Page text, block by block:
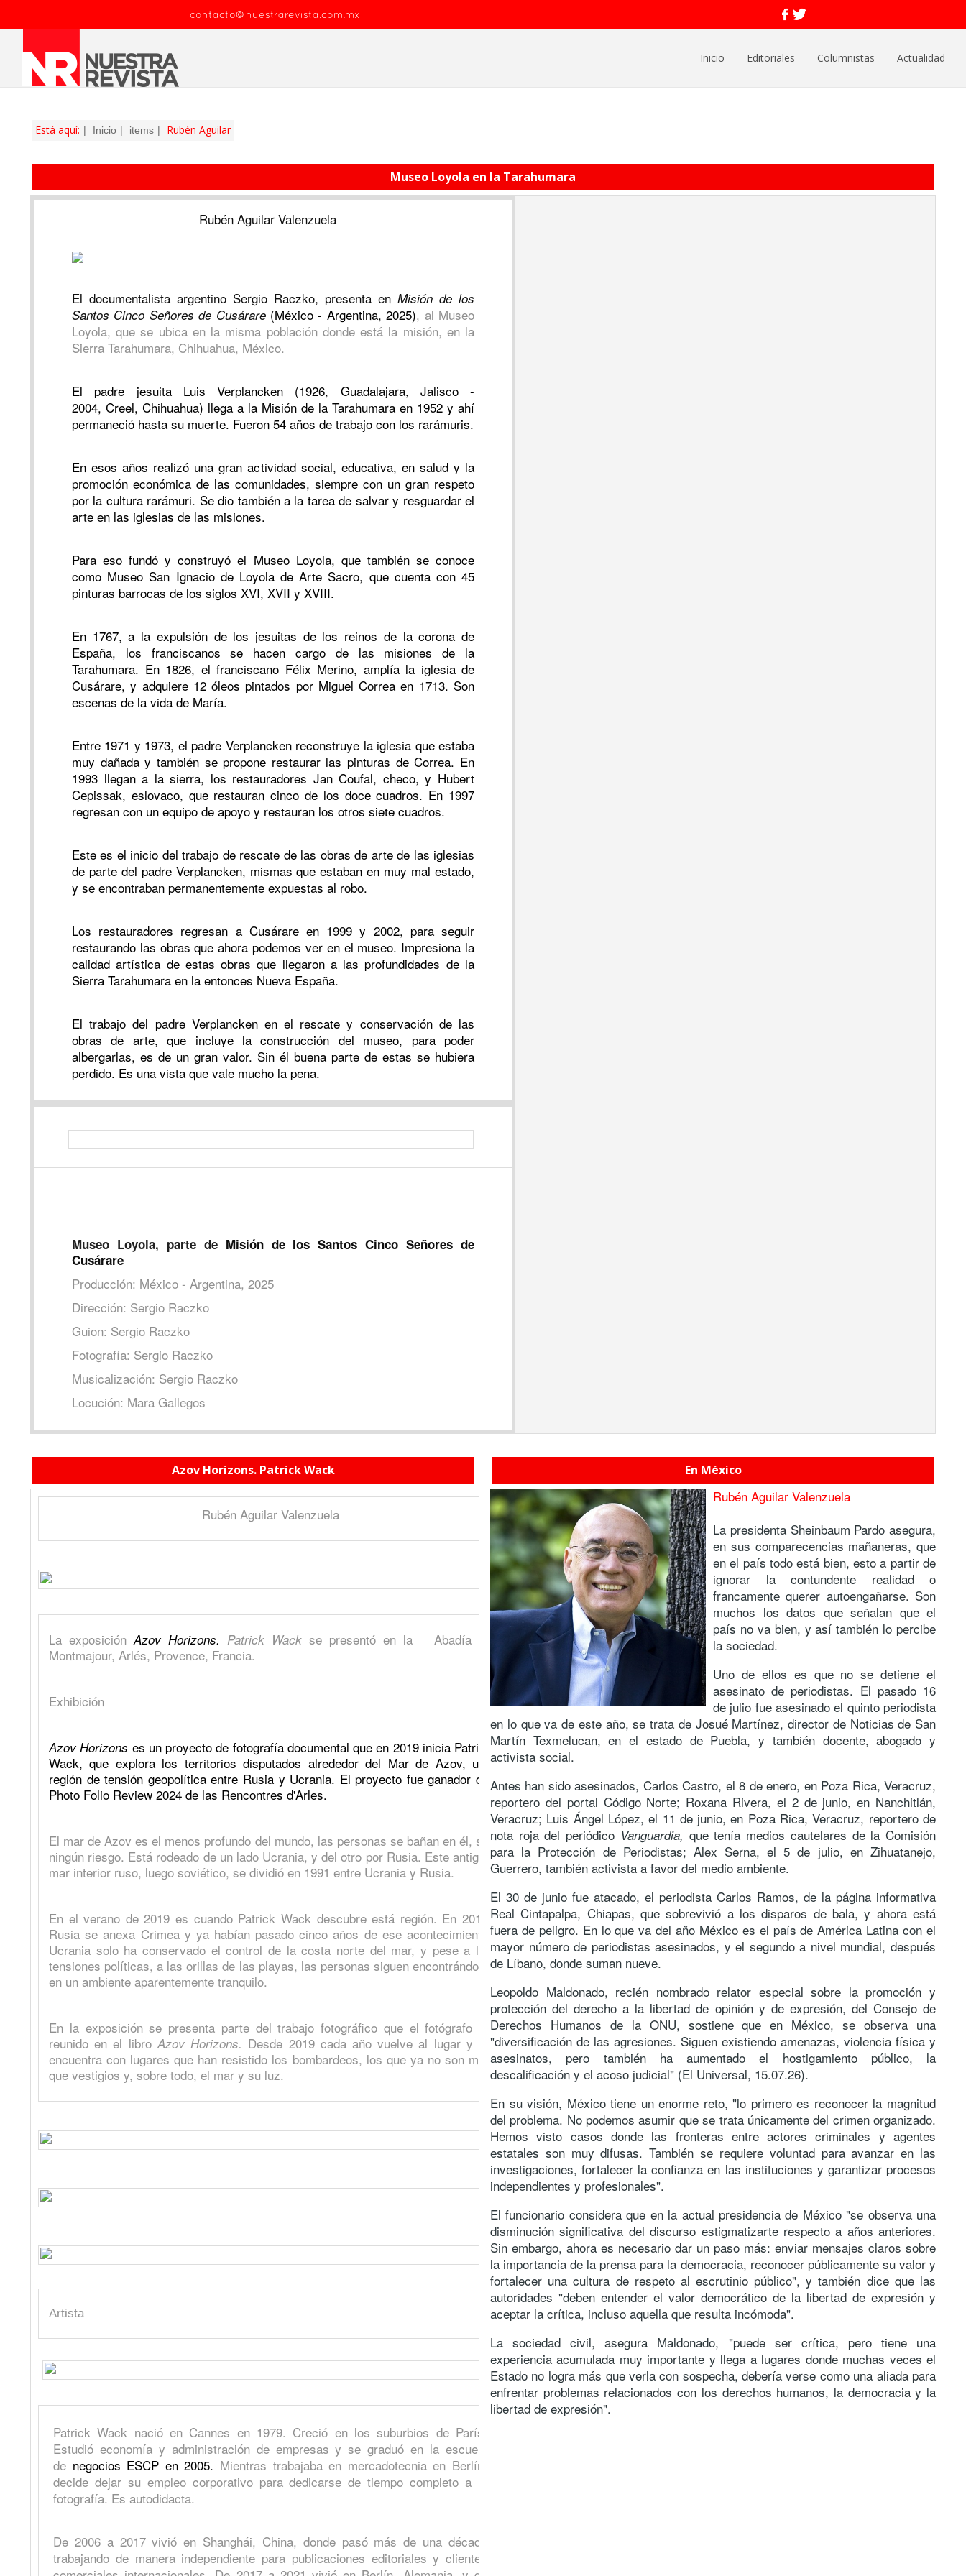
contacto@nuestrarevista.com.mx
Inicio Editoriales Columnistas Actualidad
Está aquí: Inicio items Rubén Aguilar
Museo Loyola en la Tarahumara
Rubén Aguilar Valenzuela
El documentalista argentino Sergio Raczko, presenta en Misión de los
Santos Cinco Señores de Cusárare (México - Argentina, 2025), al Museo
Loyola, que se ubica en la misma población donde está la misión, en la
Sierra Tarahumara, Chihuahua, México.
El padre jesuita Luis Verplancken (1926, Guadalajara, Jalisco -
2004, Creel, Chihuahua) llega a la Misión de la Tarahumara en 1952 y ahí
permaneció hasta su muerte. Fueron 54 años de trabajo con los rarámuris.
En esos años realizó una gran actividad social, educativa, en salud y la
promoción económica de las comunidades, siempre con un gran respeto
por la cultura rarámuri. Se dio también a la tarea de salvar y resguardar el
arte en las iglesias de las misiones.
Para eso fundó y construyó el Museo Loyola, que también se conoce
como Museo San Ignacio de Loyola de Arte Sacro, que cuenta con 45
pinturas barrocas de los siglos XVI, XVII y XVIII.
En 1767, a la expulsión de los jesuitas de los reinos de la corona de
España, los franciscanos se hacen cargo de las misiones de la
Tarahumara. En 1826, el franciscano Félix Merino, amplía la iglesia de
Cusárare, y adquiere 12 óleos pintados por Miguel Correa en 1713. Son
escenas de la vida de María.
Entre 1971 y 1973, el padre Verplancken reconstruye la iglesia que estaba
muy dañada y también se propone restaurar las pinturas de Correa. En
1993 llegan a la sierra, los restauradores Jan Coufal, checo, y Hubert
Cepissak, eslovaco, que restauran cinco de los doce cuadros. En 1997
regresan con un equipo de apoyo y restauran los otros siete cuadros.
Este es el inicio del trabajo de rescate de las obras de arte de las iglesias
de parte del padre Verplancken, mismas que estaban en muy mal estado,
y se encontraban permanentemente expuestas al robo.
Los restauradores regresan a Cusárare en 1999 y 2002, para seguir
restaurando las obras que ahora podemos ver en el museo. Impresiona la
calidad artística de estas obras que llegaron a las profundidades de la
Sierra Tarahumara en la entonces Nueva España.
El trabajo del padre Verplancken en el rescate y conservación de las
obras de arte, que incluye la construcción del museo, para poder
albergarlas, es de un gran valor. Sin él buena parte de estas se hubiera
perdido. Es una vista que vale mucho la pena.
Museo Loyola, parte de Misión de los Santos Cinco Señores de
Cusárare
Producción: México - Argentina, 2025
Dirección: Sergio Raczko
Guion: Sergio Raczko
Fotografía: Sergio Raczko
Musicalización: Sergio Raczko
Locución: Mara Gallegos
Azov Horizons. Patrick Wack
Rubén Aguilar Valenzuela
La exposición Azov Horizons. Patrick Wack se presentó en la Abadía de
Montmajour, Arlés, Provence, Francia.
Exhibición
Azov Horizons es un proyecto de fotografía documental que en 2019 inicia Patrick
Wack, que explora los territorios disputados alrededor del Mar de Azov, una
región de tensión geopolítica entre Rusia y Ucrania. El proyecto fue ganador del
Photo Folio Review 2024 de las Rencontres d'Arles.
El mar de Azov es el menos profundo del mundo, las personas se bañan en él, sin
ningún riesgo. Está rodeado de un lado Ucrania, y del otro por Rusia. Este antiguo
mar interior ruso, luego soviético, se dividió en 1991 entre Ucrania y Rusia.
En el verano de 2019 es cuando Patrick Wack descubre está región. En 2014,
Rusia se anexa Crimea y ya habían pasado cinco años de ese acontecimiento.
Ucrania solo ha conservado el control de la costa norte del mar, y pese a las
tensiones políticas, a las orillas de las playas, las personas siguen encontrándose
en un ambiente aparentemente tranquilo.
En la exposición se presenta parte del trabajo fotográfico que el fotógrafo ha
reunido en el libro Azov Horizons. Desde 2019 cada año vuelve al lugar y se
encuentra con lugares que han resistido los bombardeos, los que ya no son más
que vestigios y, sobre todo, el mar y su luz.
Artista
Patrick Wack nació en Cannes en 1979. Creció en los suburbios de París.
Estudió economía y administración de empresas y se graduó en la escuela
de negocios ESCP en 2005. Mientras trabajaba en mercadotecnia en Berlín,
decide dejar su empleo corporativo para dedicarse de tiempo completo a la
fotografía. Es autodidacta.
De 2006 a 2017 vivió en Shanghái, China, donde pasó más de una década
trabajando de manera independiente para publicaciones editoriales y clientes
En México
Rubén Aguilar Valenzuela
La presidenta Sheinbaum Pardo asegura,
en sus comparecencias mañaneras, que
en el país todo está bien, esto a partir de
ignorar la contundente realidad o
francamente querer autoengañarse. Son
muchos los datos que señalan que el
país no va bien, y así también lo percibe
la sociedad.
Uno de ellos es que no se detiene el
asesinato de periodistas. El pasado 16
de julio fue asesinado el quinto periodista
en lo que va de este año, se trata de Josué Martínez, director de Noticias de San
Martín Texmelucan, en el estado de Puebla, y también docente, abogado y
activista social.
Antes han sido asesinados, Carlos Castro, el 8 de enero, en Poza Rica, Veracruz,
reportero del portal Código Norte; Roxana Rivera, el 2 de junio, en Nanchitlán,
Veracruz; Luis Ángel López, el 11 de junio, en Poza Rica, Veracruz, reportero de
nota roja del periódico Vanguardia, que tenía medios cautelares de la Comisión
para la Protección de Periodistas; Alex Serna, el 5 de julio, en Zihuatanejo,
Guerrero, también activista a favor del medio ambiente.
El 30 de junio fue atacado, el periodista Carlos Ramos, de la página informativa
Real Cintapalpa, Chiapas, que sobrevivió a los disparos de bala, y ahora está
fuera de peligro. En lo que va del año México es el país de América Latina con el
mayor número de periodistas asesinados, y el segundo a nivel mundial, después
de Líbano, donde suman nueve.
Leopoldo Maldonado, recién nombrado relator especial sobre la promoción y
protección del derecho a la libertad de opinión y de expresión, del Consejo de
Derechos Humanos de la ONU, sostiene que en México, se observa una
"diversificación de las agresiones. Siguen existiendo amenazas, violencia física y
asesinatos, pero también ha aumentado el hostigamiento público, la
descalificación y el acoso judicial" (El Universal, 15.07.26).
En su visión, México tiene un enorme reto, "lo primero es reconocer la magnitud
del problema. No podemos asumir que se trata únicamente del crimen organizado.
Hemos visto casos donde las fronteras entre actores criminales y agentes
estatales son muy difusas. También se requiere voluntad para avanzar en las
investigaciones, fortalecer la confianza en las instituciones y garantizar procesos
independientes y profesionales".
El funcionario considera que en la actual presidencia de México "se observa una
disminución significativa del discurso estigmatizarte respecto a años anteriores.
Sin embargo, ahora es necesario dar un paso más: enviar mensajes claros sobre
la importancia de la prensa para la democracia, reconocer públicamente su valor y
fortalecer una cultura de respeto al escrutinio público", y también dice que las
autoridades "deben entender el valor democrático de la libertad de expresión y
aceptar la crítica, incluso aquella que resulta incómoda".
La sociedad civil, asegura Maldonado, "puede ser crítica, pero tiene una
experiencia acumulada muy importante y llega a lugares donde muchas veces el
Estado no logra más que verla con sospecha, debería verse como una aliada para
enfrentar problemas relacionados con los derechos humanos, la democracia y la
libertad de expresión".